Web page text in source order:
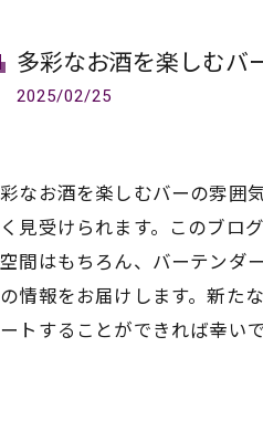
多彩なお酒を楽しむバ
2025/02/25
なお酒を楽しむバーの雰囲
見受けられます。このブロ
間はもちろん、バーテンダ
情報をお届けします。新た
トすることができれば幸い